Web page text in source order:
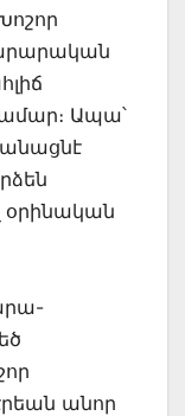
Ապա՝
օրինական
անոր